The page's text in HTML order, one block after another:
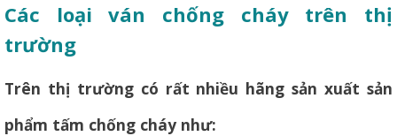
Các loại ván chống cháy trên thị
trường
Trên thị trường có rất nhiều hãng sản xuất sản
phẩm tấm chống cháy như: